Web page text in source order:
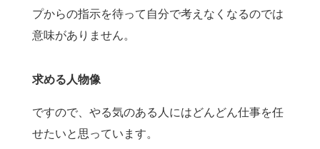
プからの指示を待って自分で考えなくなるのでは
意味がありません。
求める人物像
ですので、やる気のある人にはどんどん仕事を任
せたいと思っています。